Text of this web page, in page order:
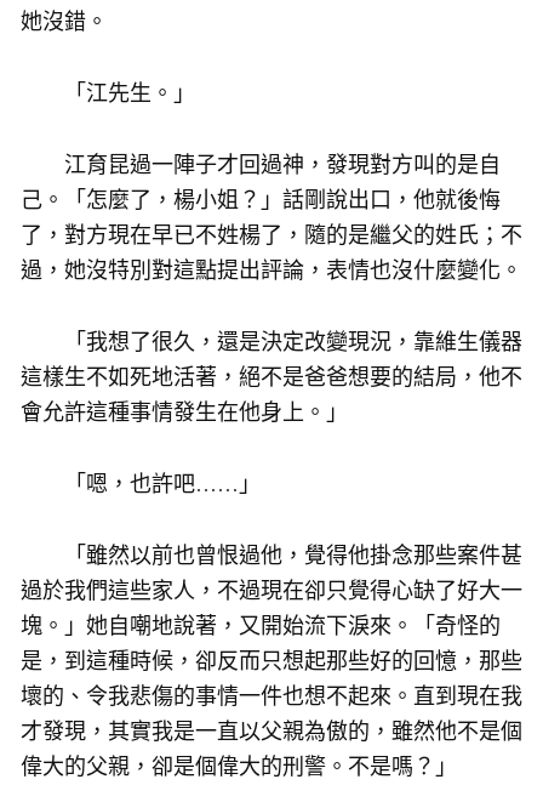
她沒錯。
「江先生。」
江育昆過一陣子才回過神，發現對方叫的是自
己。「怎麼了，楊小姐？」話剛說出口，他就後悔
了，對方現在早已不姓楊了，隨的是繼父的姓氏；不
過，她沒特別對這點提出評論，表情也沒什麼變化。
「我想了很久，還是決定改變現況，靠維生儀器
這樣生不如死地活著，絕不是爸爸想要的結局，他不
會允許這種事情發生在他身上。」
「嗯，也許吧……」
「雖然以前也曾恨過他，覺得他掛念那些案件甚
過於我們這些家人，不過現在卻只覺得心缺了好大一
塊。」她自嘲地說著，又開始流下淚來。「奇怪的
是，到這種時候，卻反而只想起那些好的回憶，那些
壞的、令我悲傷的事情一件也想不起來。直到現在我
才發現，其實我是一直以父親為傲的，雖然他不是個
偉大的父親，卻是個偉大的刑警。不是嗎？」